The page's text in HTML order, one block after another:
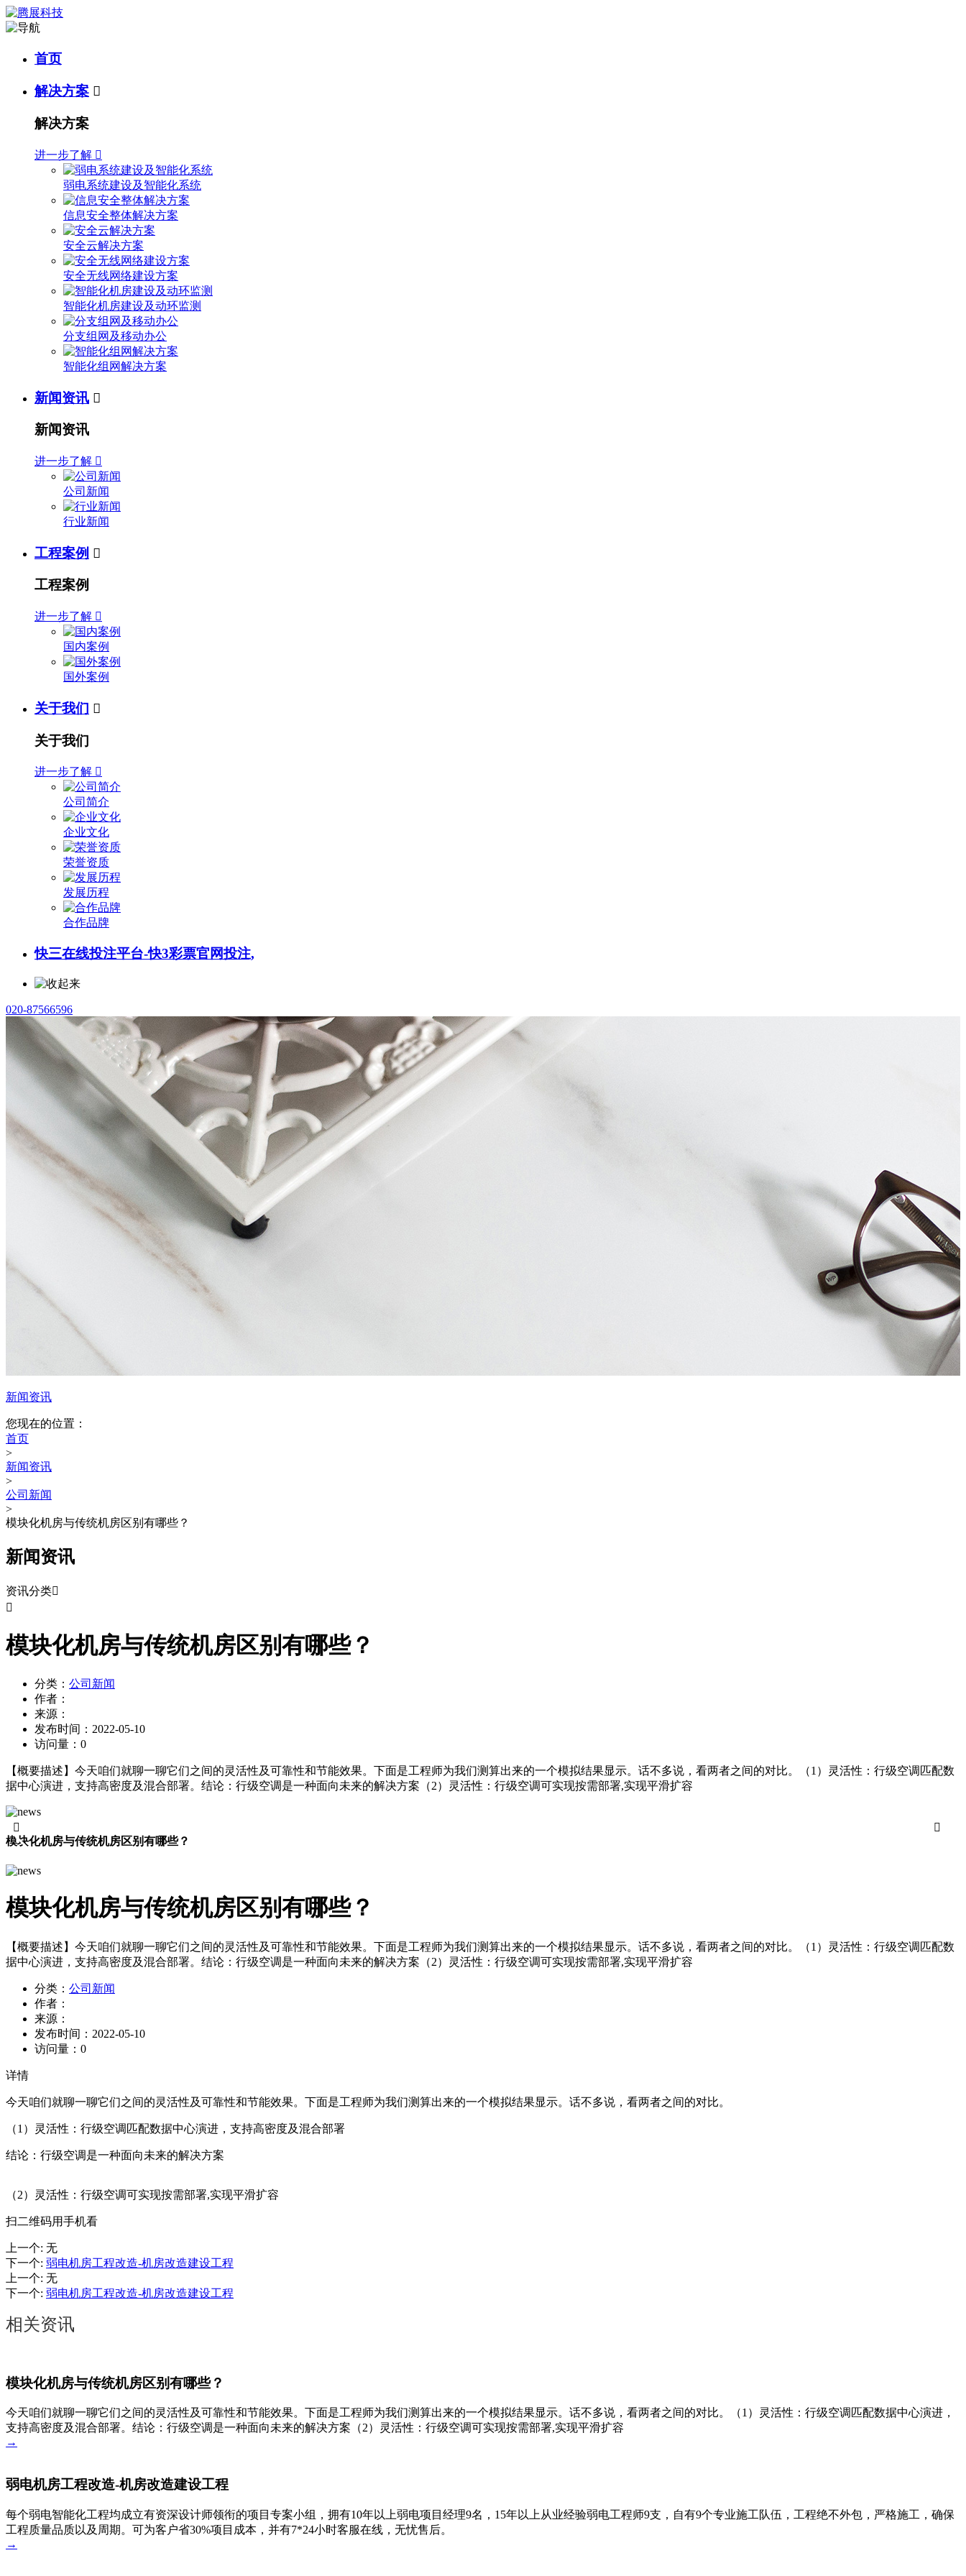
首页
解决方案 
解决方案
进一步了解 
弱电系统建设及智能化系统
信息安全整体解决方案
安全云解决方案
安全无线网络建设方案
智能化机房建设及动环监测
分支组网及移动办公
智能化组网解决方案
新闻资讯 
新闻资讯
进一步了解 
公司新闻
行业新闻
工程案例 
工程案例
进一步了解 
国内案例
国外案例
关于我们 
关于我们
进一步了解 
公司简介
企业文化
荣誉资质
发展历程
合作品牌
快三在线投注平台-快3彩票官网投注,
020-87566596
新闻资讯
您现在的位置：
首页
>
新闻资讯
>
公司新闻
>
模块化机房与传统机房区别有哪些？
新闻资讯
资讯分类

模块化机房与传统机房区别有哪些？
分类： 公司新闻
作者：
来源：
发布时间： 2022-05-10
访问量： 0
【概要描述】 今天咱们就聊一聊它们之间的灵活性及可靠性和节能效果。下面是工程师为我们测算出来的一个模拟结果显示。话不多说，看两者之间的对比。（1）灵活性：行级空调匹配数
据中心演进，支持高密度及混合部署。结论：行级空调是一种面向未来的解决方案（2）灵活性：行级空调可实现按需部署,实现平滑扩容
模块化机房与传统机房区别有哪些？


模块化机房与传统机房区别有哪些？
【概要描述】 今天咱们就聊一聊它们之间的灵活性及可靠性和节能效果。下面是工程师为我们测算出来的一个模拟结果显示。话不多说，看两者之间的对比。（1）灵活性：行级空调匹配数
据中心演进，支持高密度及混合部署。结论：行级空调是一种面向未来的解决方案（2）灵活性：行级空调可实现按需部署,实现平滑扩容
分类： 公司新闻
作者：
来源：
发布时间： 2022-05-10
访问量： 0
详情
今天咱们就聊一聊它们之间的灵活性及可靠性和节能效果。下面是工程师为我们测算出来的一个模拟结果显示。话不多说，看两者之间的对比。
（1）灵活性：行级空调匹配数据中心演进，支持高密度及混合部署
结论：行级空调是一种面向未来的解决方案
（2）灵活性：行级空调可实现按需部署,实现平滑扩容
扫二维码用手机看
上一个: 无
下一个: 弱电机房工程改造-机房改造建设工程
上一个: 无
下一个: 弱电机房工程改造-机房改造建设工程
相关资讯
模块化机房与传统机房区别有哪些？
今天咱们就聊一聊它们之间的灵活性及可靠性和节能效果。下面是工程师为我们测算出来的一个模拟结果显示。话不多说，看两者之间的对比。（1）灵活性：行级空调匹配数据中心演进，
支持高密度及混合部署。结论：行级空调是一种面向未来的解决方案（2）灵活性：行级空调可实现按需部署,实现平滑扩容
→
弱电机房工程改造-机房改造建设工程
每个弱电智能化工程均成立有资深设计师领衔的项目专案小组，拥有10年以上弱电项目经理9名，15年以上从业经验弱电工程师9支，自有9个专业施工队伍，工程绝不外包，严格施工，确保
工程质量品质以及周期。可为客户省30%项目成本，并有7*24小时客服在线，无忧售后。
→